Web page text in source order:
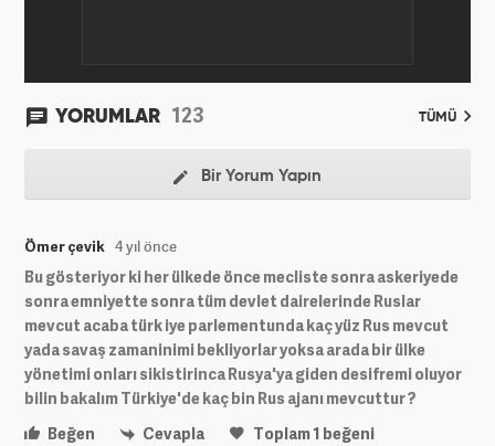
YORUMLAR 123 TÜMÜ
Bir Yorum Yapın
Ömer çevik 4 yıl önce
Bu gösteriyor ki her ülkede önce mecliste sonra askeriyede
sonra emniyette sonra tüm devlet dairelerinde Ruslar
mevcut acaba türk iye parlementunda kaç yüz Rus mevcut
yada savaş zamaninimi bekliyorlar yoksa arada bir ülke
yönetimi onları sikistirinca Rusya'ya giden desifremi oluyor
bilin bakalım Türkiye'de kaç bin Rus ajanı mevcuttur ?
Beğen
Cevapla Toplam1 beğeni